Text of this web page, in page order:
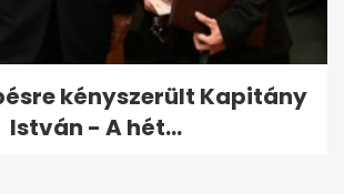
kényszerült Kapitány
István - A hét...